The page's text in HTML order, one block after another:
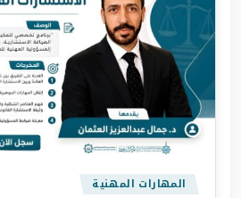
المهارات المهنية